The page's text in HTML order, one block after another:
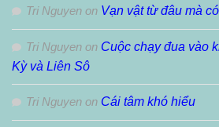
Tri Nguyen on Vạn vật từ đâu mà
Tri Nguyen on Cuộc chạy đua vào
Kỳ và Liên Sô
Tri Nguyen on Cái tâm khó hiểu